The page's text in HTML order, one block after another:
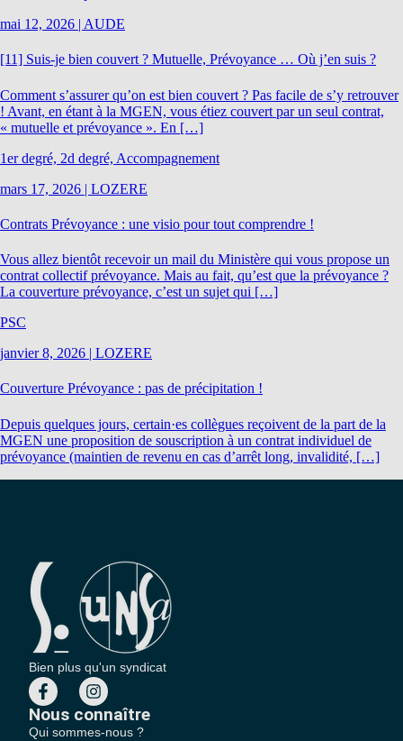
mai 12, 2026 | AUDE
[11] Suis-je bien couvert ? Mutuelle, Prévoyance … Où j’en suis ?
Comment s’assurer qu’on est bien couvert ? Pas facile de s’y retrouver
! Avant, en étant à la MGEN, vous étiez couvert par un seul contrat,
« mutuelle et prévoyance ». En […]
1er degré, 2d degré, Accompagnement
mars 17, 2026 | LOZERE
Contrats Prévoyance : une visio pour tout comprendre !
Vous allez bientôt recevoir un mail du Ministère qui vous propose un
contrat collectif prévoyance. Mais au fait, qu’est que la prévoyance ?
La couverture prévoyance, c’est un sujet qui […]
PSC
janvier 8, 2026 | LOZERE
Couverture Prévoyance : pas de précipitation !
Depuis quelques jours, certain·es collègues reçoivent de la part de la
MGEN une proposition de souscription à un contrat individuel de
prévoyance (maintien de revenu en cas d’arrêt long, invalidité, […]
Bien plus qu'un syndicat
Nous connaître
Qui sommes-nous ?